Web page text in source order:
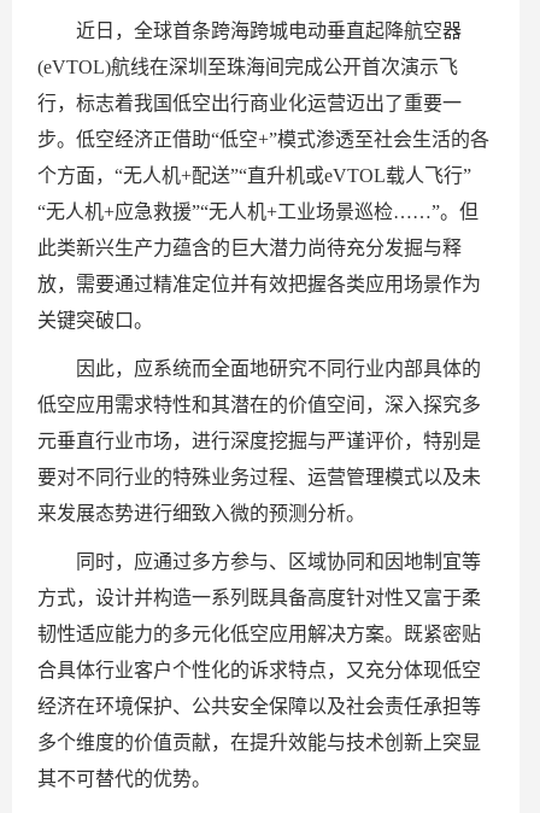
近日，全球首条跨海跨城电动垂直起降航空器
(eVTOL)航线在深圳至珠海间完成公开首次演示飞
行，标志着我国低空出行商业化运营迈出了重要一
步。低空经济正借助“低空+”模式渗透至社会生活的各
个方面，“无人机+配送”“直升机或eVTOL载人飞行”
“无人机+应急救援”“无人机+工业场景巡检……”。但
此类新兴生产力蕴含的巨大潜力尚待充分发掘与释
放，需要通过精准定位并有效把握各类应用场景作为
关键突破口。
因此，应系统而全面地研究不同行业内部具体的
低空应用需求特性和其潜在的价值空间，深入探究多
元垂直行业市场，进行深度挖掘与严谨评价，特别是
要对不同行业的特殊业务过程、运营管理模式以及未
来发展态势进行细致入微的预测分析。
同时，应通过多方参与、区域协同和因地制宜等
方式，设计并构造一系列既具备高度针对性又富于柔
韧性适应能力的多元化低空应用解决方案。既紧密贴
合具体行业客户个性化的诉求特点，又充分体现低空
经济在环境保护、公共安全保障以及社会责任承担等
多个维度的价值贡献，在提升效能与技术创新上突显
其不可替代的优势。